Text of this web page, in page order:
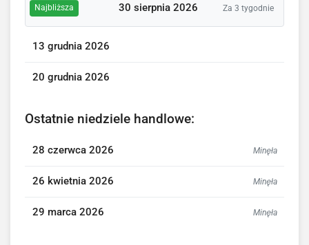
Najbliższa 30 sierpnia 2026 Za 3 tygodnie
13 grudnia 2026
20 grudnia 2026
Ostatnie niedziele handlowe:
28 czerwca 2026 Minęła
26 kwietnia 2026 Minęła
29 marca 2026 Minęła